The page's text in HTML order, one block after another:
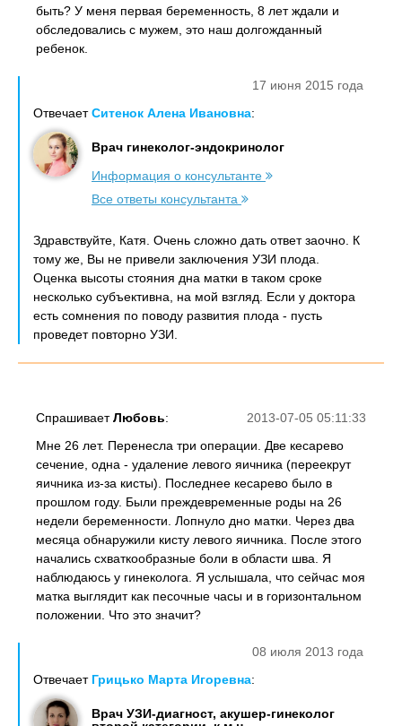
быть? У меня первая беременность, 8 лет ждали и
обследовались с мужем, это наш долгожданный
ребенок.
17 июня 2015 года
ОтвечаетСитенок Алена Ивановна:
Врач гинеколог-эндокринолог
Информация о консультанте
Все ответы консультанта
Здравствуйте, Катя. Очень сложно дать ответ заочно. К
тому же, Вы не привели заключения УЗИ плода.
Оценка высоты стояния дна матки в таком сроке
несколько субъективна, на мой взгляд. Если у доктора
есть сомнения по поводу развития плода - пусть
проведет повторно УЗИ.
2013-07-05 05:11:33
СпрашиваетЛюбовь:
Мне 26 лет. Перенесла три операции. Две кесарево
сечение, одна - удаление левого яичника (переекрут
яичника из-за кисты). Последнее кесарево было в
прошлом году. Были преждевременные роды на 26
недели беременности. Лопнуло дно матки. Через два
месяца обнаружили кисту левого яичника. После этого
начались схваткообразные боли в области шва. Я
наблюдаюсь у гинеколога. Я услышала, что сейчас моя
матка выглядит как песочные часы и в горизонтальном
положении. Что это значит?
08 июля 2013 года
Отвечает Грицько Марта Игоревна:
Врач УЗИ-диагност, акушер-гинеколог